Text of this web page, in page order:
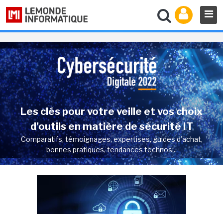
Les clés pour votre veille et vos choix
d’outils en matière de sécurité IT
Comparatifs, témoignages, expertises, guides d’achat,
bonnes pratiques, tendances technos...